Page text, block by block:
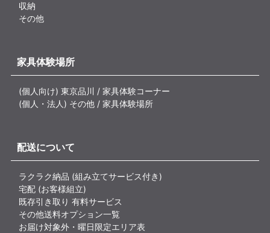
収納
その他
家具体験場所
(個人向け) 東京品川 / 家具体験コーナー
(個人・法人) その他 / 家具体験場所
配送について
ラクラク納品 (組み立てサービス付き)
宅配 (お客様組立)
既存引き取り 有料サービス
その他送料オプション一覧
お届け対象外・曜日限定エリア表